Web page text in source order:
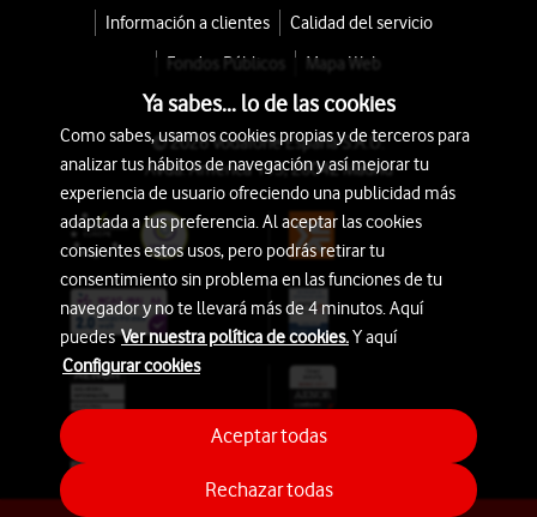
Información a clientes
Calidad del servicio
Fondos Públicos
Mapa Web
© 2026 Vodafone España S.A.U.
Avda. América 115, 28042 Madrid
Ya sabes... lo de las cookies
Como sabes, usamos cookies propias y de terceros para
analizar tus hábitos de navegación y así mejorar tu
experiencia de usuario ofreciendo una publicidad más
adaptada a tus preferencia. Al aceptar las cookies
consientes estos usos, pero podrás retirar tu
consentimiento sin problema en las funciones de tu
navegador y no te llevará más de 4 minutos. Aquí
puedesVer nuestra política de cookies.Y aquí
Configurar cookies
Rechazar todas
Aceptar todas